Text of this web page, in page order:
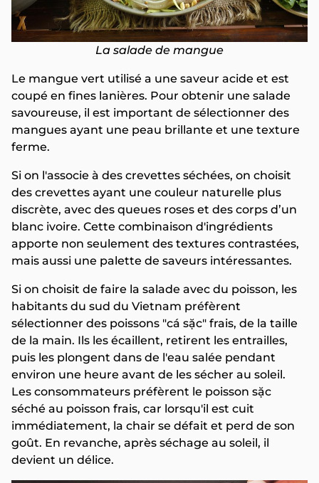
La salade de mangue
Le mangue vert utilisé a une saveur acide et est
coupé en fines lanières. Pour obtenir une salade
savoureuse, il est important de sélectionner des
mangues ayant une peau brillante et une texture
ferme.
Si on l'associe à des crevettes séchées, on choisit
des crevettes ayant une couleur naturelle plus
discrète, avec des queues roses et des corps d’un
blanc ivoire. Cette combinaison d'ingrédients
apporte non seulement des textures contrastées,
mais aussi une palette de saveurs intéressantes.
Si on choisit de faire la salade avec du poisson, les
habitants du sud du Vietnam préfèrent
sélectionner des poissons "cá sặc" frais, de la taille
de la main. Ils les écaillent, retirent les entrailles,
puis les plongent dans de l'eau salée pendant
environ une heure avant de les sécher au soleil.
Les consommateurs préfèrent le poisson sặc
séché au poisson frais, car lorsqu'il est cuit
immédiatement, la chair se défait et perd de son
goût. En revanche, après séchage au soleil, il
devient un délice.